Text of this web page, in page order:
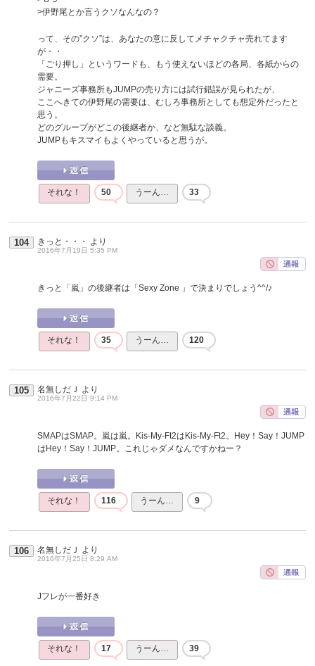
>伊野尾とか言うクソなんなの？
って、その”クソ”は、あなたの意に反してメチャクチャ売れてます
が・・
「ごり押し」というワードも、もう使えないほどの各局、各紙からの
需要。
ジャニーズ事務所もJUMPの売り方には試行錯誤が見られたが、
ここへきての伊野尾の需要は、むしろ事務所としても想定外だったと
思う。
どのグループがどこの後継者か、など無駄な談義。
JUMPもキスマイもよくやっていると思うが。
それな！ 50 うーん… 33
104 きっと・・・ より
2016年7月19日 5:35 PM
きっと「嵐」の後継者は「Sexy Zone 」で決まりでしょう^^/♪
それな！ 35 うーん… 120
105 名無しだＪ より
2016年7月22日 9:14 PM
SMAPはSMAP。嵐は嵐。Kis-My-Ft2はKis-My-Ft2。Hey！Say！JUMP
はHey！Say！JUMP。これじゃダメなんですかねー？
それな！ 116 うーん… 9
106 名無しだＪ より
2016年7月25日 8:29 AM
Jフレが一番好き
それな！ 17 うーん… 39